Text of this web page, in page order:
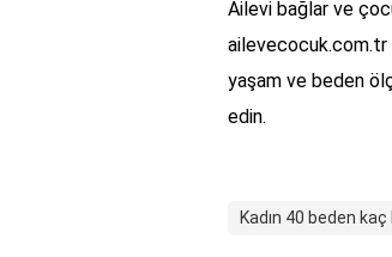
Ailevi bağlar ve
ailevecocuk.com.tr
yaşam ve beden
edin.
Kadın 40 beden kaç